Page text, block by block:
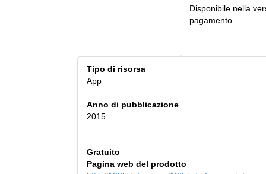
Disponibile nella
pagamento.
Tipo di risorsa
App
Anno di pubblicazione
2015
Gratuito
Pagina web del prodotto